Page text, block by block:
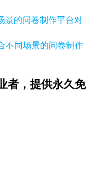
不同场景的问卷制作
者，提供永久免